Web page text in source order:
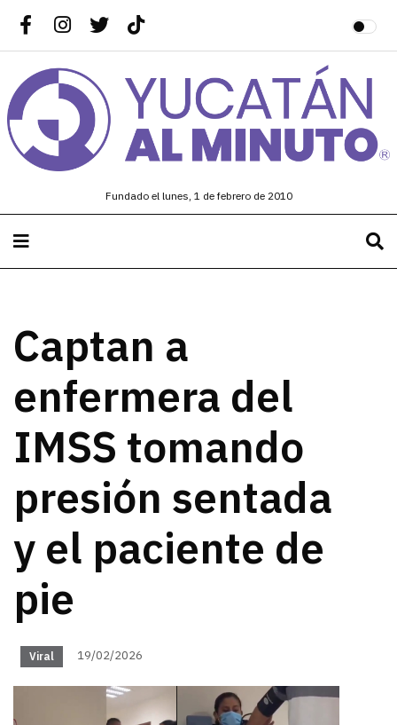
Fundado el lunes, 1 de febrero de 2010
Captan a
enfermera del
IMSS tomando
presión sentada
y el paciente de
pie
Viral 19/02/2026